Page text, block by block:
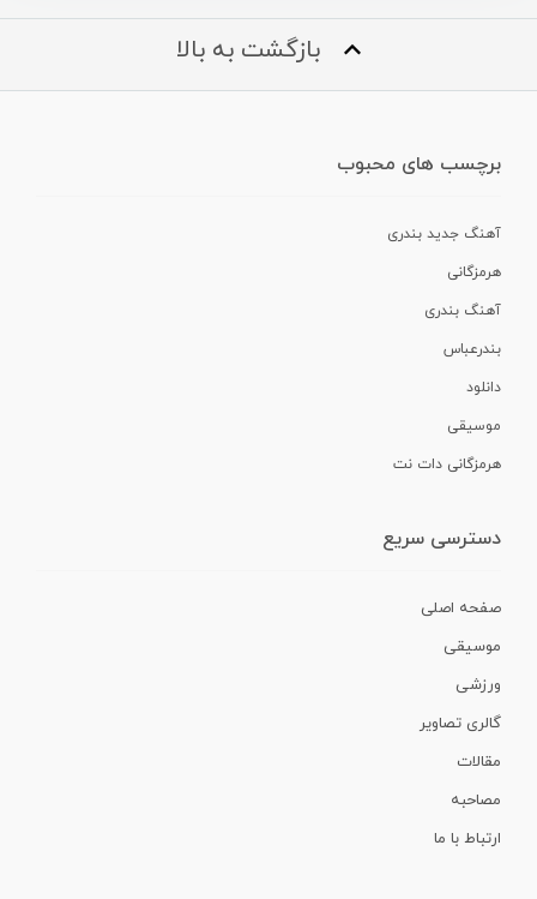
بازگشت به بالا
برچسب های محبوب
آهنگ جدید بندری
هرمزگانی
آهنگ بندری
بندرعباس
دانلود
موسیقی
هرمزگانی دات نت
دسترسی سریع
صفحه اصلی
موسیقی
ورزشی
گالری تصاویر
مقالات
مصاحبه
ارتباط با ما